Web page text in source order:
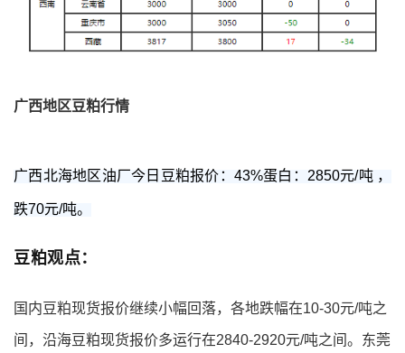
广西地区豆粕行情
广西北海地区油厂今日豆粕报价：43%蛋白：2850元/吨 ，
跌70元/吨。
豆粕观点：
国内豆粕现货报价继续小幅回落，各地跌幅在10-30元/吨之
间，沿海豆粕现货报价多运行在2840-2920元/吨之间。 东莞